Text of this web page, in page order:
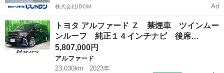
付）
イール （車検整備
付）
8.12）
株式会社IDOM Ad
トヨタ アルファード Ｚ 禁煙車 ツインムー
ンルーフ 純正１４インチナビ 後席…
5,807,000円
アルファード
23,030km
2023年